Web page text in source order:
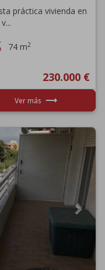
práctica vivienda en
74 m2
230.000 €
Ver más trending_flat
Next